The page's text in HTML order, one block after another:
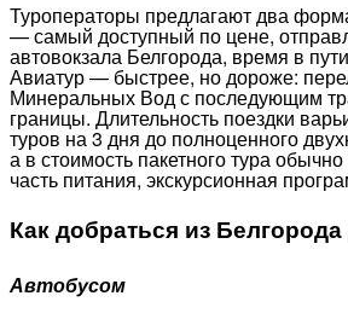
Туроператоры предлагают два
— самый доступный по цене,
автовокзала Белгорода, время в
Авиатур — быстрее, но дороже:
Минеральных Вод с последующим
границы. Длительность поездки
туров на 3 дня до полноценного
а в стоимость пакетного тура
часть питания, экскурсионная
Как добраться из
Автобусом